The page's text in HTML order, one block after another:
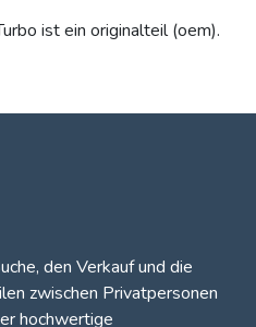
ist ein originalteil (oem).
den Verkauf und die
zwischen Privatpersonen
hochwertige